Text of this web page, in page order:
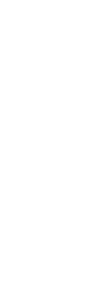
hazırlanmıştır.